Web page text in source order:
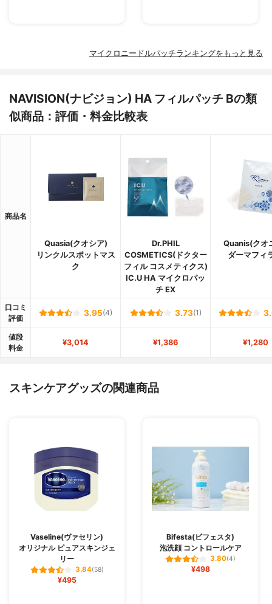
マイクロニードルパッチランキングをもっと見る
NAVISION(ナビジョン) HA フィルパッチ Bの類
似商品：評価・料金比較表
商品名
Quasia(クオシア)
リンクルスポットマス
ク
Dr.PHIL
COSMETICS(ドクター
フィル コスメティクス)
IC.U HA マイクロパッ
チ EX
Quanis(クオ
ダーマフィ
口コミ
評価
3.95(4) 3.73(1)
値段
料金
¥3,014 ¥1,386 ¥1,280
スキンケアグッズの関連商品
Vaseline(ヴァセリン)
オリジナル ピュアスキンジェ
リー
3.84(58)
¥495
Bifesta(ビフェスタ)
泡洗顔 コントロールケア
3.80(4)
¥498